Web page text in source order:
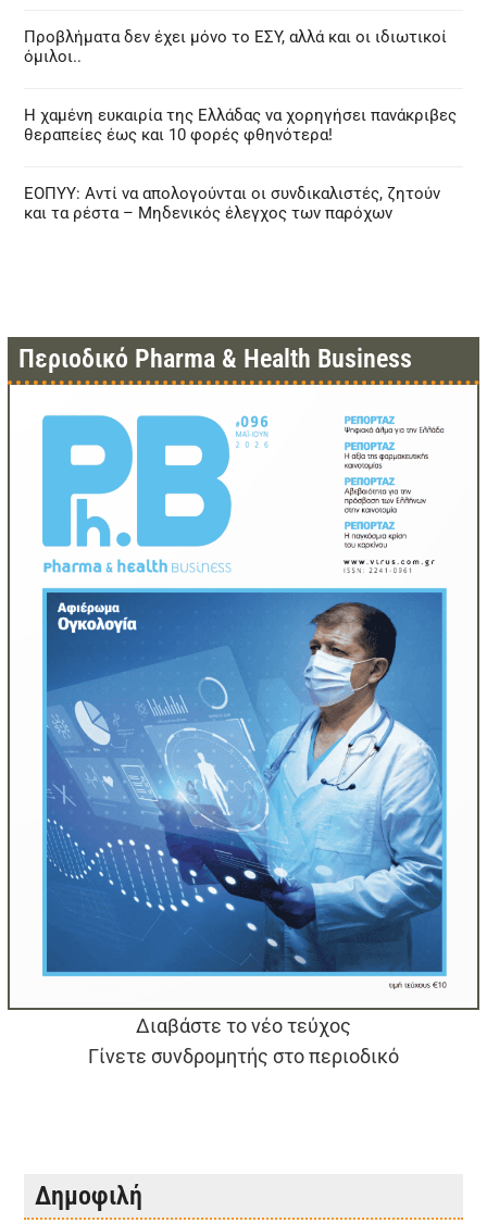
Προβλήματα δεν έχει μόνο το ΕΣΥ, αλλά και οι ιδιωτικοί
όμιλοι..
Η χαμένη ευκαιρία της Ελλάδας να χορηγήσει πανάκριβες
θεραπείες έως και 10 φορές φθηνότερα!
ΕΟΠΥΥ: Αντί να απολογούνται οι συνδικαλιστές, ζητούν
και τα ρέστα – Μηδενικός έλεγχος των παρόχων
Περιοδικό Pharma & Health Business
Διαβάστε το νέο τεύχος
Γίνετε συνδρομητής στο περιοδικό
Δημοφιλή